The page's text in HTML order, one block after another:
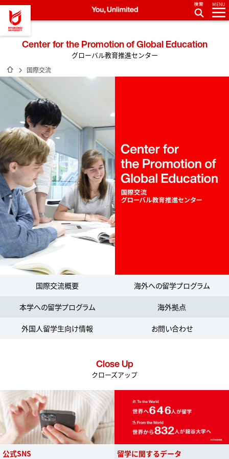
龍谷大学 You, Unlimited
MENU
Center for the Promotion of Global Education
グローバル教育推進センター
ホーム
国際交流
国際交流概要 海外への留学プログラム
本学への留学プログラム 海外拠点
外国人留学生向け情報 お問い合わせ
Close Up
クローズアップ
公式SNS 留学に関するデータ